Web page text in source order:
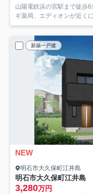
山陽電鉄浜の宮駅まで徒歩
ギ薬局、エディオンが近く
新築一戸建
NEW
明石市大久保町江井島
明石市大久保町江井島
3,280万円